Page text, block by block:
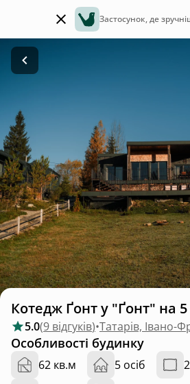
Застосунок, де
Котедж Ґонт у "Ґонт" на 5
5.0(9 відгуків)•Татарів, Івано-
Особливості будинку
62 кв.м 5 осіб